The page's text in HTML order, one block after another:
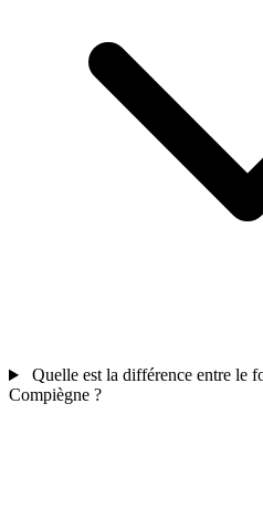
Quelle est la différence entre le
Compiègne ?